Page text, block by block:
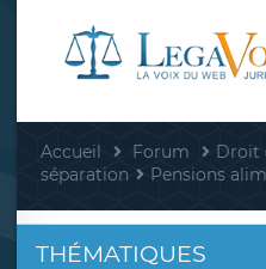
Accueil Forum Droit
séparation
Pensions
THÉMATIQUES